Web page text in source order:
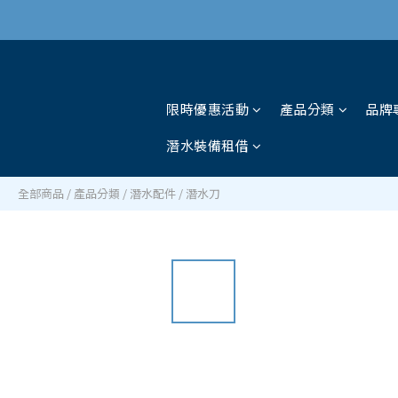
限時優惠活動 產品分類
品牌
潛水裝備租借
全部商品 / 產品分類 / 潛水配件 / 潛水刀